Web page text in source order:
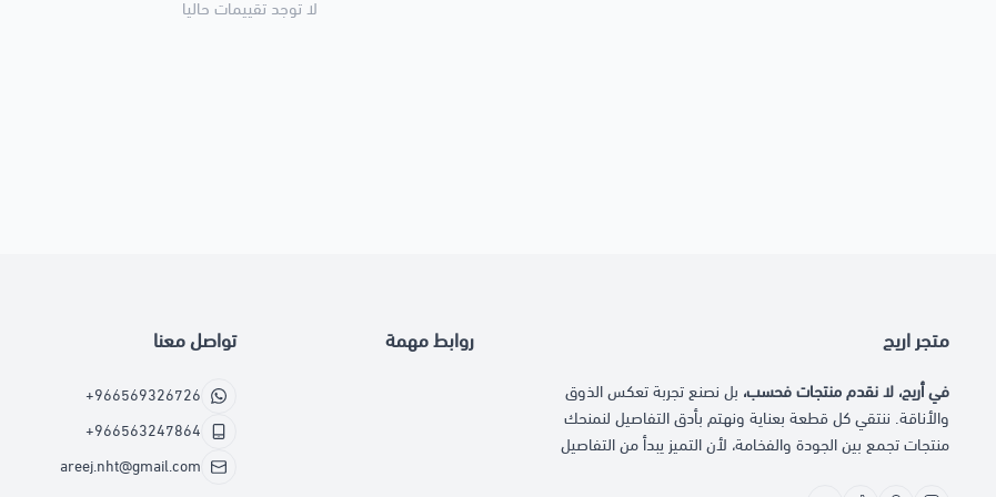
لا توجد تقييمات حاليا
متجر اريج
في أريج، لا نقدم منتجات فحسب، بل نصنع تجربة تعكس الذوق
والأناقة. ننتقي كل قطعة بعناية ونهتم بأدق التفاصيل لنمنحك
منتجات تجمع بين الجودة والفخامة، لأن التميز يبدأ من التفاصيل
روابط مهمة تواصل معنا
+966569326726
+966563247864
areej.nht@gmail.com